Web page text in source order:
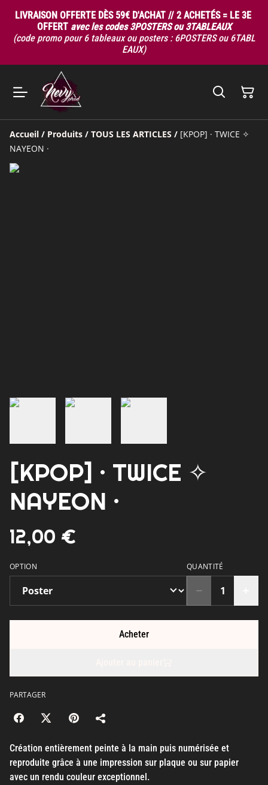
LIVRAISON OFFERTE DÈS 59€ D'ACHAT // 2 ACHETÉS = LE 3E
OFFERT avec les codes 3POSTERS ou 3TABLEAUX
(code promo pour 6 tableaux ou posters : 6POSTERS ou 6TABL
EAUX)
Accueil / Produits / TOUS LES ARTICLES / [KPOP] · TWICE ✧
NAYEON ·
[KPOP] · TWICE ✧
NAYEON ·
12,00 €
OPTION QUANTITÉ
Acheter
PARTAGER
Création entièrement peinte à la main puis numérisée et
reproduite grâce à une impression sur plaque ou sur papier
avec un rendu couleur exceptionnel.